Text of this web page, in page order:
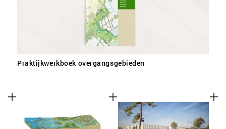
Praktijkwerkboek overgangsgebieden